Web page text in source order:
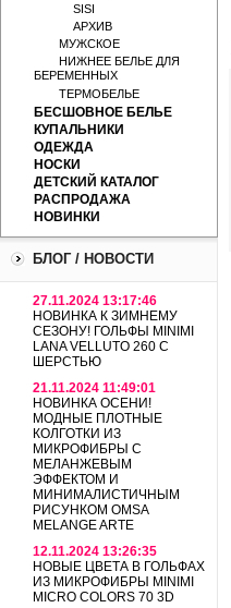
SISI
АРХИВ
МУЖСКОЕ
НИЖНЕЕ БЕЛЬЕ ДЛЯ
БЕРЕМЕННЫХ
ТЕРМОБЕЛЬЕ
БЕСШОВНОЕ БЕЛЬЕ
КУПАЛЬНИКИ
ОДЕЖДА
НОСКИ
ДЕТСКИЙ КАТАЛОГ
РАСПРОДАЖА
НОВИНКИ
БЛОГ / НОВОСТИ
27.11.2024 13:17:46
НОВИНКА К ЗИМНЕМУ
СЕЗОНУ! ГОЛЬФЫ MINIMI
LANA VELLUTO 260 С
ШЕРСТЬЮ
21.11.2024 11:49:01
НОВИНКА ОСЕНИ!
МОДНЫЕ ПЛОТНЫЕ
КОЛГОТКИ ИЗ
МИКРОФИБРЫ С
МЕЛАНЖЕВЫМ
ЭФФЕКТОМ И
МИНИМАЛИСТИЧНЫМ
РИСУНКОМ OMSA
MELANGE ARTE
12.11.2024 13:26:35
НОВЫЕ ЦВЕТА В ГОЛЬФАХ
ИЗ МИКРОФИБРЫ MINIMI
MICRO COLORS 70 3D